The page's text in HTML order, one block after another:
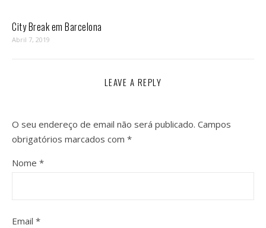
City Break em Barcelona
Abril 7, 2019
LEAVE A REPLY
O seu endereço de email não será publicado. Campos
obrigatórios marcados com *
Nome *
Email *